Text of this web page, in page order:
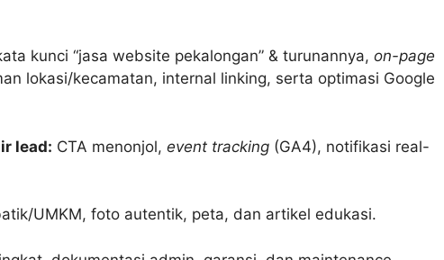
kunci “jasa website pekalongan” & turunannya, on-page
lokasi/kecamatan, internal linking, serta optimasi Google
lead: CTA menonjol, event tracking (GA4), notifikasi real-
UMKM, foto autentik, peta, dan artikel edukasi.